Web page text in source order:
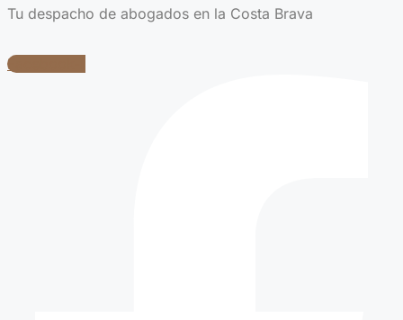
Tu despacho de abogados en la Costa Brava
Facebook-f